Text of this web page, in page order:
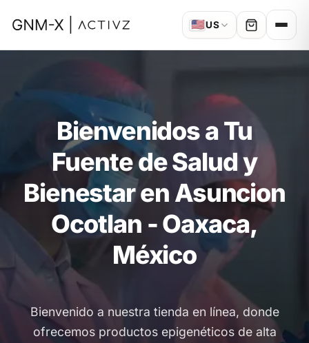
🇺🇸US
Bienvenidos a Tu
Fuente de Salud y
Bienestar en Asuncion
Ocotlan - Oaxaca,
México
Bienvenido a nuestra tienda en línea, donde
ofrecemos productos epigenéticos de alta